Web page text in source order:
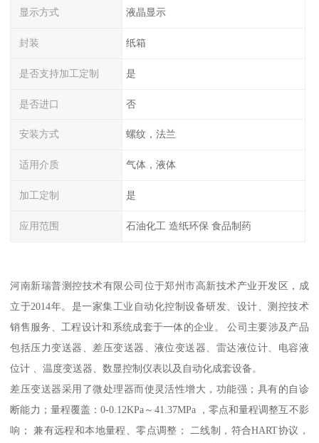
显示方式 液晶显示
封装 纸箱
是否支持加工定制 是
是否进口 否
安装方式 螺纹，法兰
适用介质 气体，液体
加工定制 是
应用范围 石油化工 造纸环保 食品制药
河南新瑞普测控技术有限公司位于郑州市高新技术产业开发区，成
立于2014年。是一家集工业自动化控制设备研发、设计、测控技术
销售服务、工程设计和系统成套于一体的企业。 公司主要涉及产品
包括压力变送器、差压变送器、液位变送器、雷达液位计、电容液
位计 、温度变送器、数显控制仪表以及自动化成套设备。
差压变送器采用了微处理器而使灵活性增大，功能强；具有的自诊
断能力；量程覆盖：0-0.12KPa～41.37MPa ，零点和量程调整互不影
响； 兼有远程和本地量程、零点调整； 二线制，符合HART协议，